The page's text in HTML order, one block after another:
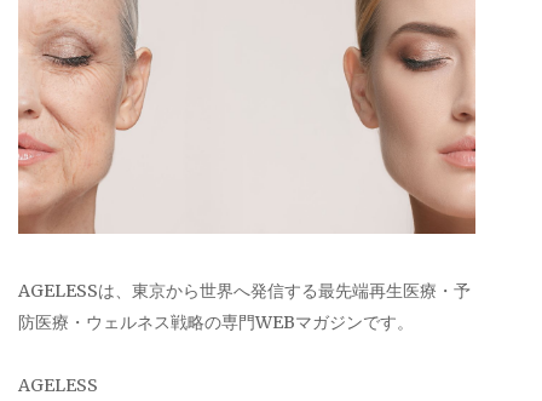
AGELESSは、東京から世界へ発信する最先端再生医療・予
防医療・ウェルネス戦略の専門WEBマガジンです。
AGELESS